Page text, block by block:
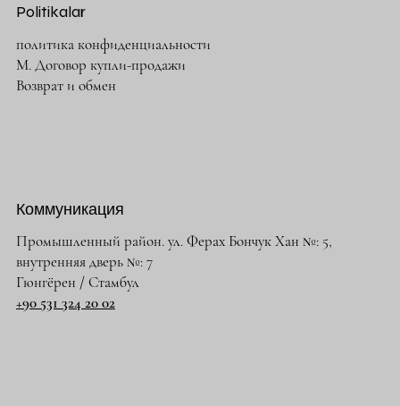
Politikalar
политика конфиденциальности
М. Договор купли-продажи
Возврат и обмен
Коммуникация
Промышленный район. ул. Ферах Бончук Хан №: 5,
внутренняя дверь №: 7
Гюнгёрен / Стамбул
+90 531 324 20 02